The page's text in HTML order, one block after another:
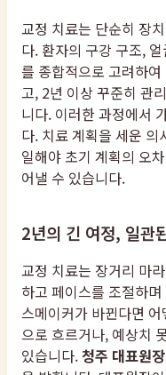
교정 치료는 단순히 장
다. 환자의 구강 구조,
를 종합적으로 고려하
고, 2년 이상 꾸준히 관
니다. 이러한 과정에서
다. 치료 계획을 세운
일해야 초기 계획의 오
어낼 수 있습니다.
2년의 긴 여정, 일관
교정 치료는 장거리 마
하고 페이스를 조절하
스메이커가 바뀐다면
으로 흐르거나, 예상치
있습니다.청주 대표원